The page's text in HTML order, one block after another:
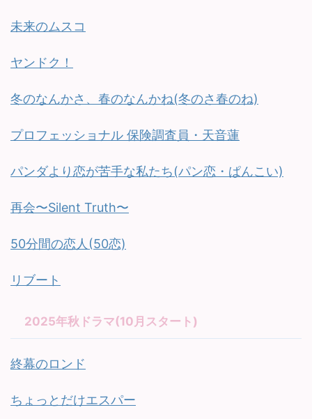
未来のムスコ
ヤンドク！
冬のなんかさ、春のなんかね(冬のさ春のね)
プロフェッショナル 保険調査員・天音蓮
パンダより恋が苦手な私たち(パン恋・ぱんこい)
再会〜Silent Truth〜
50分間の恋人(50恋)
リブート
2025年秋ドラマ(10月スタート)
終幕のロンド
ちょっとだけエスパー